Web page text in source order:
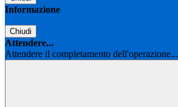
Informazione
Chiudi
Attendere...
Attendere il completamento dell'operazione...